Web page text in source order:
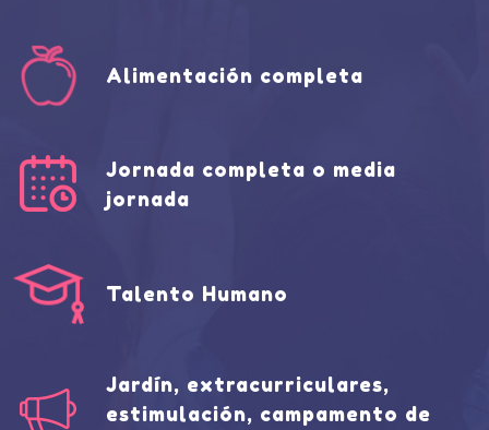
Alimentación completa
Jornada completa o media
jornada
Talento Humano
Jardín, extracurriculares,
estimulación, campamento de